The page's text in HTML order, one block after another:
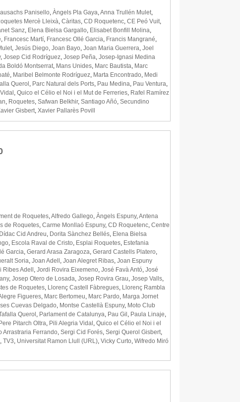
Panisello, Àngels Pla Gaya,Anna Trullén Mulet,
Mercè Lleixà, Càritas, CD Roquetenc, CE Peó Vuit,
Sanz, Elena Bielsa Gargallo, Elisabet Bonfill Molina,
, Francesc Martí, Francesc Ollé Garcia, Francis Mangrané,
, Jesús Diego, Joan Bayo, Joan Maria Guerrera, Joel
, Josep Cid Rodríguez, Josep Peña, Josep-Ignasi Medina
Boldó Montserrat, Mans Unides, Marc Bautista, Marc
, Maribel Belmonte Rodríguez, Marta Encontrado, Medi
Querol , Parc Natural dels Ports, Pau Medina, Pau Ventura,
, Quico el Célio el Noi i el Mut de Ferreries, Rafel Ramírez
, Roquetes, Safwan Belkhir, Santiago Añó, Secundino
Gisbert, Xavier Pallarès Povill
de Roquetes,Alfredo Gallego, Àngels Espuny,Antena
de Roquetes, Carme Monllaó Espuny, CD Roquetenc, Centre
Dídac Cid Andreu, Dorita Sànchez Bellés, Elena Bielsa
, Escola Raval de Cristo, Esplai Roquetes, Estefania
Garcia, Gerard Arasa Zaragoza, Gerard Castells Platero,
Soria, Joan Adell , Joan Alegret Ribas, Joan Espuny
Ribes Adell , Jordi Rovira Eixemeno, José Favà Antó, José
, Josep Otero de Losada, Josep Rovira Grau, Josep Valls,
de Roquetes, Llorenç Castell Fàbregues, Llorenç Rambla
Figueres, Marc Bertomeu, Marc Pardo, Marga Jornet
Cuevas Delgado, Montse Castellà Espuny, Moto Club
Querol , Parlament de Catalunya, Pau Gil , Paula Linaje,
Pere Pitarch Oltra, Pili Alegria Vidal , Quico el Célio el Noi i el
Arrastraria Ferrando, Sergi Cid Forés, Sergi Querol Gisbert,
, TV3, Universitat Ramon Llull (URL), Vicky Curto, Wifredo Miró